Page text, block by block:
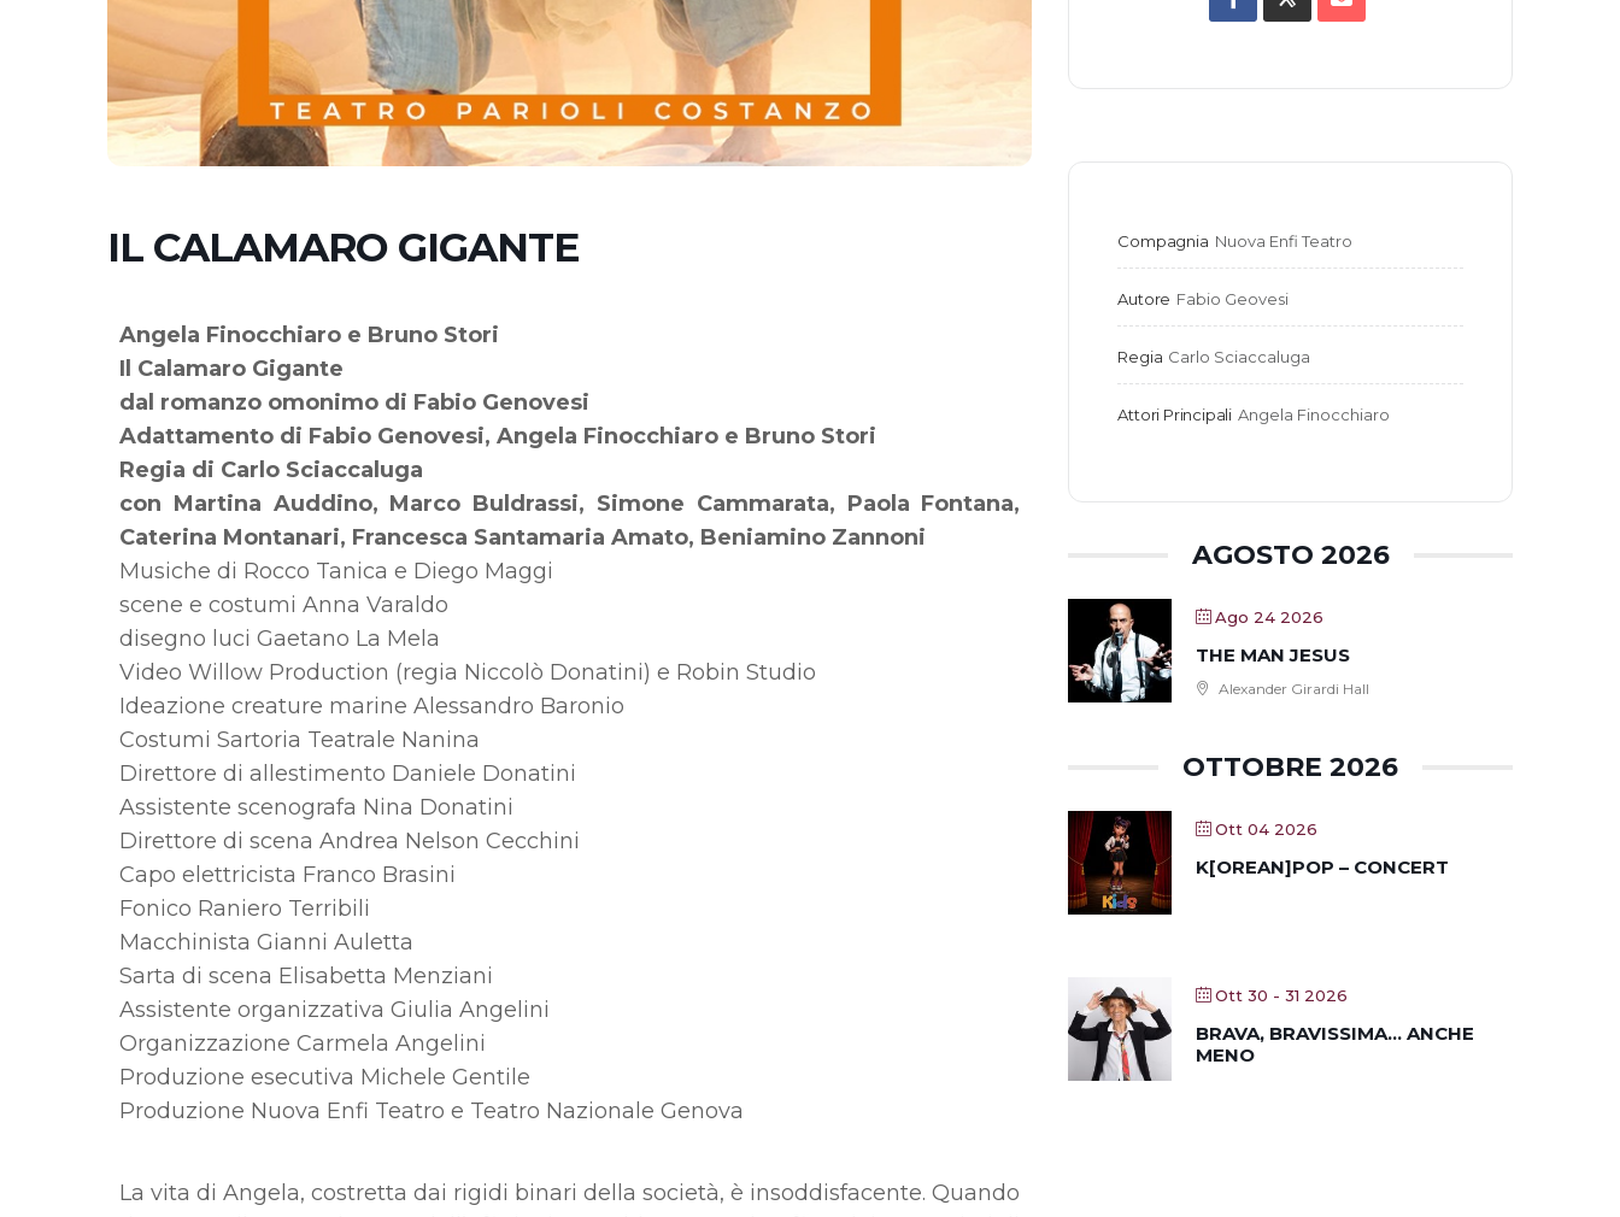
IL CALAMARO GIGANTE
Angela Finocchiaro e Bruno Stori
Il Calamaro Gigante
dal romanzo omonimo di Fabio Genovesi
Adattamento di Fabio Genovesi, Angela Finocchiaro e Bruno Stori
Regia di Carlo Sciaccaluga
con Martina Auddino, Marco Buldrassi, Simone Cammarata, Paola Fontana,
Caterina Montanari, Francesca Santamaria Amato, Beniamino Zannoni
Musiche di Rocco Tanica e Diego Maggi
scene e costumi Anna Varaldo
disegno luci Gaetano La Mela
Video Willow Production (regia Niccolò Donatini) e Robin Studio
Ideazione creature marine Alessandro Baronio
Costumi Sartoria Teatrale Nanina
Direttore di allestimento Daniele Donatini
Assistente scenografa Nina Donatini
Direttore di scena Andrea Nelson Cecchini
Capo elettricista Franco Brasini
Fonico Raniero Terribili
Macchinista Gianni Auletta
Sarta di scena Elisabetta Menziani
Assistente organizzativa Giulia Angelini
Organizzazione Carmela Angelini
Produzione esecutiva Michele Gentile
Produzione Nuova Enfi Teatro e Teatro Nazionale Genova
La vita di Angela, costretta dai rigidi binari della società, è insoddisfacente. Quando
Compagnia Nuova Enfi Teatro
Autore Fabio Geovesi
Regia Carlo Sciaccaluga
Attori Principali Angela Finocchiaro
AGOSTO 2026
Ago 24 2026
THE MAN JESUS
Alexander Girardi Hall
OTTOBRE 2026
Ott 04 2026
K[OREAN]POP – CONCERT
Ott 30 - 31 2026
BRAVA, BRAVISSIMA… ANCHE
MENO